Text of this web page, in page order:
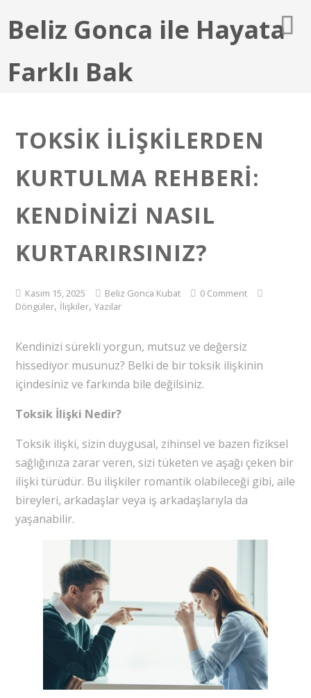
Beliz Gonca ile Hayata
Farklı Bak
TOKSIK İLIŞKILERDEN
KURTULMA REHBERI:
KENDINIZI NASIL
KURTARIRSINIZ?
Kasım 15, 2025 Beliz Gonca Kubat
0 Comment
Döngüler, İlişkiler, Yazılar
Kendinizi sürekli yorgun, mutsuz ve değersiz
hissediyor musunuz? Belki de bir toksik ilişkinin
içindesiniz ve farkında bile değilsiniz.
Toksik İlişki Nedir?
Toksik ilişki, sizin duygusal, zihinsel ve bazen fiziksel
sağlığınıza zarar veren, sizi tüketen ve aşağı çeken bir
ilişki türüdür. Bu ilişkiler romantik olabileceği gibi, aile
bireyleri, arkadaşlar veya iş arkadaşlarıyla da
yaşanabilir.